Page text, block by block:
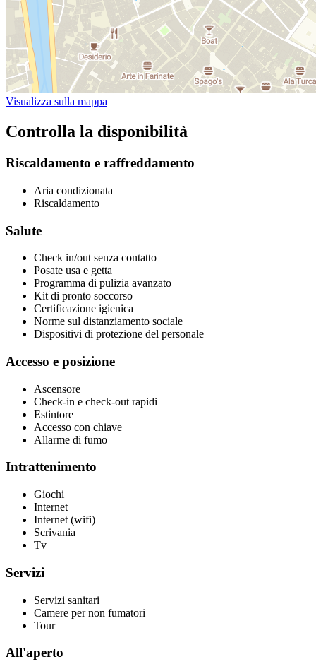
Visualizza sulla mappa
Controlla la disponibilità
Riscaldamento e raffreddamento
Aria condizionata
Riscaldamento
Salute
Check in/out senza contatto
Posate usa e getta
Programma di pulizia avanzato
Kit di pronto soccorso
Certificazione igienica
Norme sul distanziamento sociale
Dispositivi di protezione del personale
Accesso e posizione
Ascensore
Check-in e check-out rapidi
Estintore
Accesso con chiave
Allarme di fumo
Intrattenimento
Giochi
Internet
Internet (wifi)
Scrivania
Tv
Servizi
Servizi sanitari
Camere per non fumatori
Tour
All'aperto